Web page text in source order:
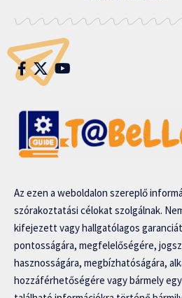
Az ezen a weboldalon szereplő
szórakoztatási célokat szolgálnak.
kifejezett vagy hallgatólagos
pontosságára, megfelelőségére,
hasznosságára, megbízhatóságára,
hozzáférhetőségére vagy bármely